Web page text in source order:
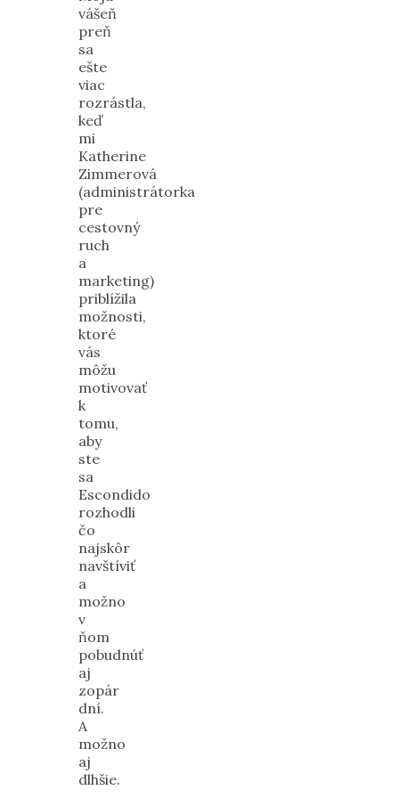
vášeň
preň
sa
ešte
viac
rozrástla,
keď
mi
Katherine
Zimmerová
(administrátorka
pre
cestovný
ruch
a
marketing)
priblížila
možnosti,
ktoré
vás
môžu
motivovať
k
tomu,
aby
ste
sa
Escondido
rozhodli
čo
najskôr
navštíviť
a
možno
v
ňom
pobudnúť
aj
zopár
dní.
A
možno
aj
dlhšie.